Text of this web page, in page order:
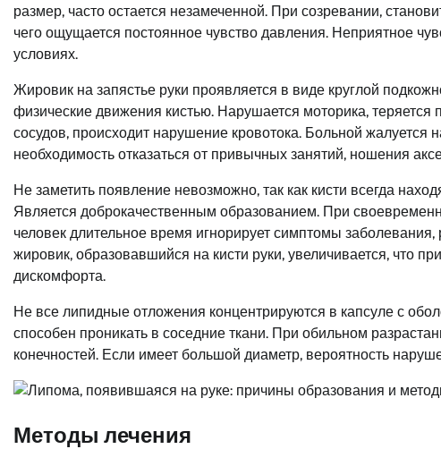
размер, часто остается незамеченной. При созревании,
чего ощущается постоянное чувство давления. Неприятное
условиях.
Жировик на запястье руки проявляется в виде круглой
физические движения кистью. Нарушается моторика,
сосудов, происходит нарушение кровотока. Больной жалуется
необходимость отказаться от привычных занятий, ношения
Не заметить появление невозможно, так как кисти всегда
Является доброкачественным образованием. При
человек длительное время игнорирует симптомы
жировик, образовавшийся на кисти руки, увеличивается, что
дискомфорта.
Не все липидные отложения концентрируются в капсуле с
способен проникать в соседние ткани. При обильном
конечностей. Если имеет большой диаметр, вероятность
Методы лечения